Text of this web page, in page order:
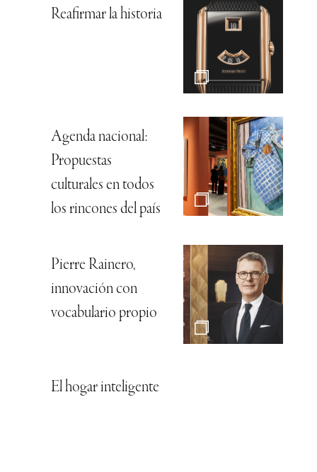
Reafirmar la historia
Agenda nacional:
Propuestas
culturales en todos
los rincones del país
Pierre Rainero,
innovación con
vocabulario propio
El hogar inteligente